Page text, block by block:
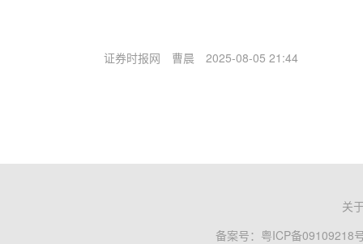
证券时报网 曹晨 2025-08-05 21:44
关
备案号： 粤ICP备09109218